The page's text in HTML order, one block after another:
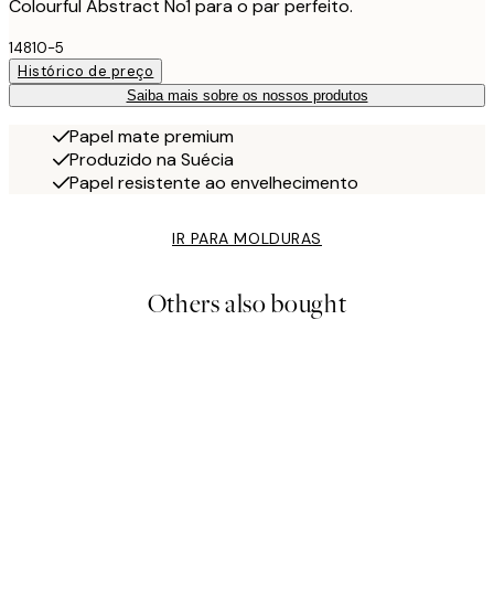
Colourful Abstract No1 para o par perfeito.
14810-5
Histórico de preço
Saiba mais sobre os nossos produtos
Papel mate premium
Produzido na Suécia
Papel resistente ao envelhecimento
IR PARA MOLDURAS
Others also bought